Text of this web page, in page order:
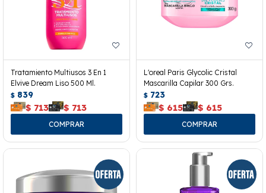
Tratamiento Multiusos 3 En 1
Elvive Dream Liso 500 Ml.
$ 839
$ 713 $ 713
L'oreal Paris Glycolic Cristal
Mascarilla Capilar 300 Grs.
$ 723
$ 615 $ 615